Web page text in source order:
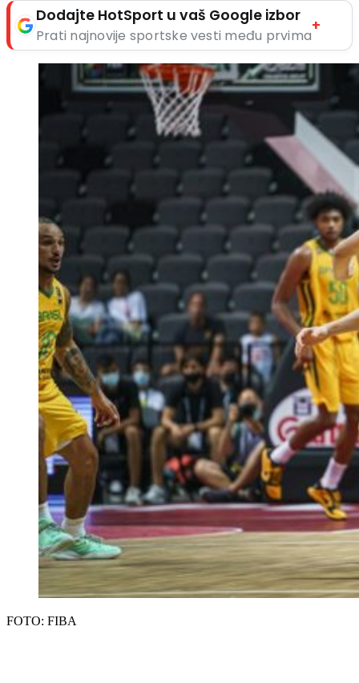
Dodajte HotSport u vaš Google izbor
Prati najnovije sportske vesti među prvima
+
FOTO: FIBA